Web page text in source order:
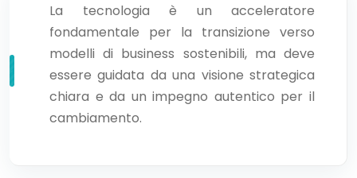
La tecnologia è un acceleratore
fondamentale per la transizione verso
modelli di business sostenibili, ma deve
essere guidata da una visione strategica
chiara e da un impegno autentico per il
cambiamento.